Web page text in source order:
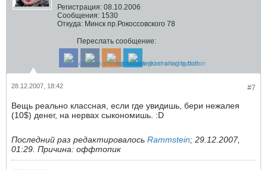
Регистрация: 08.10.2006
Сообщения: 1530
Откуда: Минск пр.Рокоссовского 78
Переслать сообщение:
#7
28.12.2007, 18:42
Вещь реально классная, если где увидишь, бери нежалея
(10$) денег, на нервах сыкономишь. :D
Последний раз редактировалось Rammstein; 29.12.2007,
01:29 Причина: оффтопик